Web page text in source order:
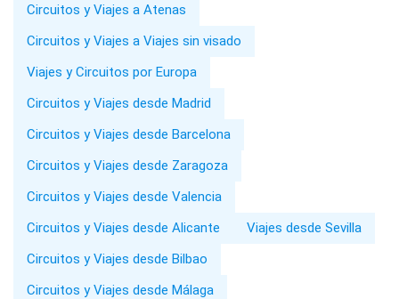
Circuitos y Viajes a Atenas
Circuitos y Viajes a Viajes sin visado
Viajes y Circuitos por Europa
Circuitos y Viajes desde Madrid
Circuitos y Viajes desde Barcelona
Circuitos y Viajes desde Zaragoza
Circuitos y Viajes desde Valencia
Circuitos y Viajes desde Alicante
Viajes desde Sevilla
Circuitos y Viajes desde Bilbao
Circuitos y Viajes desde Málaga